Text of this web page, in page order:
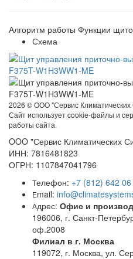
Алгоритм работы Функции
Схема
2026 ©OOO "Сервис
Сайт использует cookie-файлы и
работы сайта.
OOO "Сервис Климатических
ИНН: 7816481823
ОГРН: 1107847041796
Телефон: +7 (812) 642 06
Email:
Адрес: Офис и
196006, г. Санкт-
оф.2008
Филиал в г. Москва
119072, г. Москва, ул.